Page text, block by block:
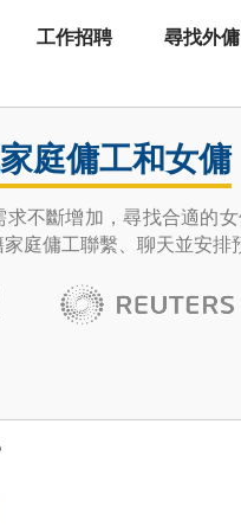
工作招聘 尋找外傭
庭傭工和女傭
求不斷增加，尋找合適的
庭傭工聯繫、聊天並安排